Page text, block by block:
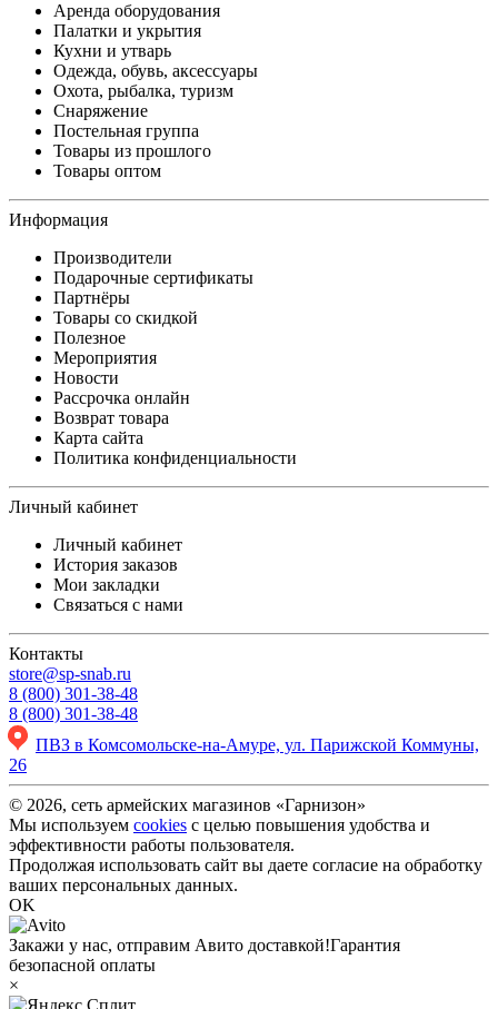
Аренда оборудования
Палатки и укрытия
Кухни и утварь
Одежда, обувь, аксессуары
Охота, рыбалка, туризм
Снаряжение
Постельная группа
Товары из прошлого
Товары оптом
Информация
Производители
Подарочные сертификаты
Партнёры
Товары со скидкой
Полезное
Мероприятия
Новости
Рассрочка онлайн
Возврат товара
Карта сайта
Политика конфиденциальности
Личный кабинет
Личный кабинет
История заказов
Мои закладки
Связаться с нами
Контакты
store@sp-snab.ru
8 (800) 301-38-48
8 (800) 301-38-48
ПВЗ в Комсомольске-на-Амуре, ул. Парижской Коммуны,
26
© 2026, сеть армейских магазинов «Гарнизон»
Мы используем cookies с целью повышения удобства и
эффективности работы пользователя.
Продолжая использовать сайт вы даете согласие на обработку
ваших персональных данных.
OK
Закажи у нас, отправим Авито доставкой!Гарантия
безопасной оплаты
×